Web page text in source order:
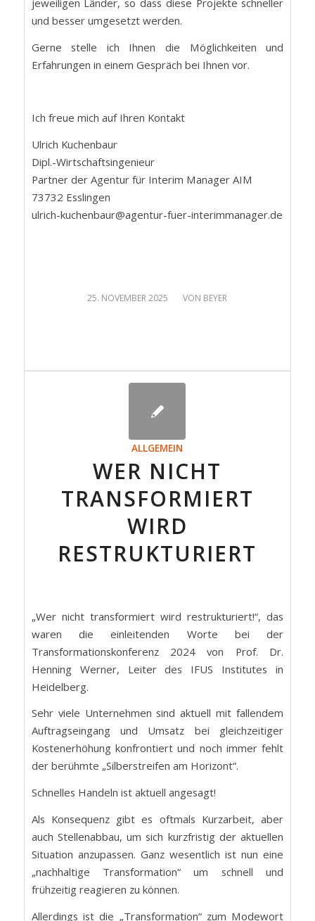
und besser umgesetzt werden.
Gerne stelle ich Ihnen die Möglichkeiten und
Erfahrungen in einem Gespräch bei Ihnen vor.
Ich freue mich auf Ihren Kontakt
Ulrich Kuchenbaur
Dipl.-Wirtschaftsingenieur
Partner der Agentur für Interim Manager AIM
73732 Esslingen
ulrich-kuchenbaur@agentur-fuer-interimmanager.de
25. NOVEMBER 2025
/ VON BEYER
ALLGEMEIN
WER NICHT
TRANSFORMIERT
WIRD
RESTRUKTURIERT
„Wer nicht transformiert wird restrukturiert!“, das
waren die einleitenden Worte bei der
Transformationskonferenz 2024 von Prof. Dr.
Henning Werner, Leiter des IFUS Institutes in
Heidelberg.
Sehr viele Unternehmen sind aktuell mit fallendem
Auftragseingang und Umsatz bei gleichzeitiger
Kostenerhöhung konfrontiert und noch immer fehlt
der berühmte „Silberstreifen am Horizont“.
Schnelles Handeln ist aktuell angesagt!
Als Konsequenz gibt es oftmals Kurzarbeit, aber
auch Stellenabbau, um sich kurzfristig der aktuellen
Situation anzupassen. Ganz wesentlich ist nun eine
„nachhaltige Transformation“ um schnell und
frühzeitig reagieren zu können.
Allerdings ist die „Transformation“ zum Modewort